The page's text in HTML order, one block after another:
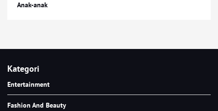
Anak-anak
Kategori
Entertainment
Fashion And Beauty